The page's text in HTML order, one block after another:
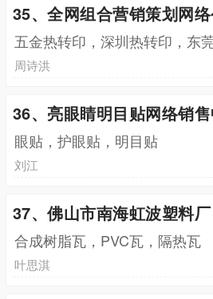
35、全网组合营销策划网
五金热转印，深圳热转印，东
周诗洪
36、亮眼睛明目贴网络销
眼贴，护眼贴，明目贴
刘江
37、佛山市南海虹波塑料厂
合成树脂瓦，PVC瓦，隔热瓦
叶思淇